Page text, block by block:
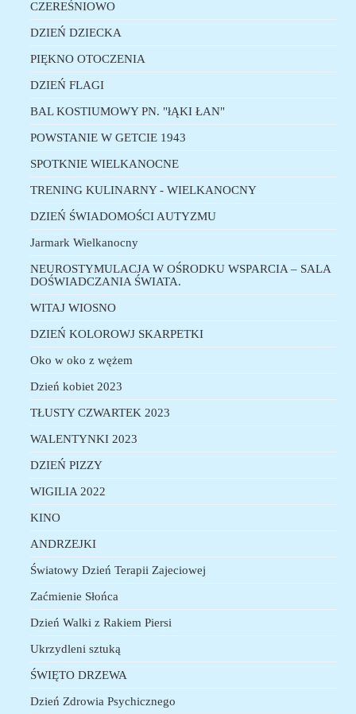
CZEREŚNIOWO
DZIEŃ DZIECKA
PIĘKNO OTOCZENIA
DZIEŃ FLAGI
BAL KOSTIUMOWY PN. "łĄKI ŁAN"
POWSTANIE W GETCIE 1943
SPOTKNIE WIELKANOCNE
TRENING KULINARNY - WIELKANOCNY
DZIEŃ ŚWIADOMOŚCI AUTYZMU
Jarmark Wielkanocny
NEUROSTYMULACJA W OŚRODKU WSPARCIA – SALA
DOŚWIADCZANIA ŚWIATA.
WITAJ WIOSNO
DZIEŃ KOLOROWJ SKARPETKI
Oko w oko z wężem
Dzień kobiet 2023
TŁUSTY CZWARTEK 2023
WALENTYNKI 2023
DZIEŃ PIZZY
WIGILIA 2022
KINO
ANDRZEJKI
Światowy Dzień Terapii Zajeciowej
Zaćmienie Słońca
Dzień Walki z Rakiem Piersi
Ukrzydleni sztuką
ŚWIĘTO DRZEWA
Dzień Zdrowia Psychicznego